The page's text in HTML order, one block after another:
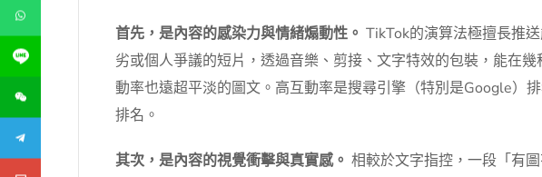
首先，是內容的感染力與情緒煽動性。 TikTok的演算法極擅長推
劣或個人爭議的短片，透過音樂、剪接、文字特效的包裝，能在
動率也遠超平淡的圖文。高互動率是搜尋引擎（特別是Google）
排名。
其次，是內容的視覺衝擊與真實感。 相較於文字指控，一段「有